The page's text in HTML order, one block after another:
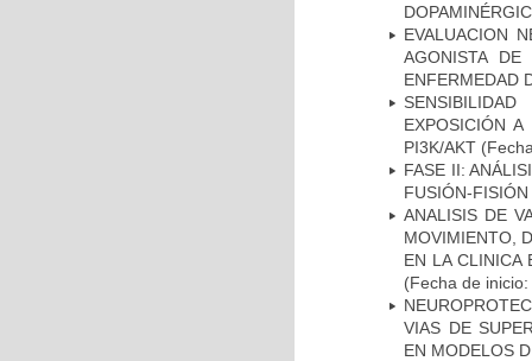
EVALUACION
AGONISTA
ENFERMEDAD
EXPOSICIÓN
PI3K/AKT
FASE II:
FUSIÓN-
ANALISIS DE
MOVIMIENTO,
EN LA CLINICA
(Fecha de
VIAS DE
EN MODELOS